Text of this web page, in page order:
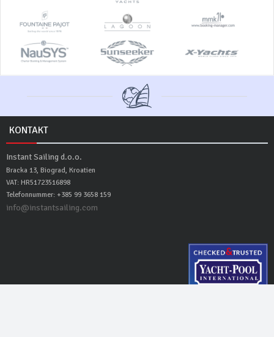
KONTAKT
Instant Sailing d.o.o.
Bracka 13, Biograd, Kroatien
VAT: HR51723516898
Telefonnummer: +385 99 3658 159
info@instantsailing.com